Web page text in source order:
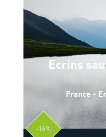
Ecrins
France -
-16%